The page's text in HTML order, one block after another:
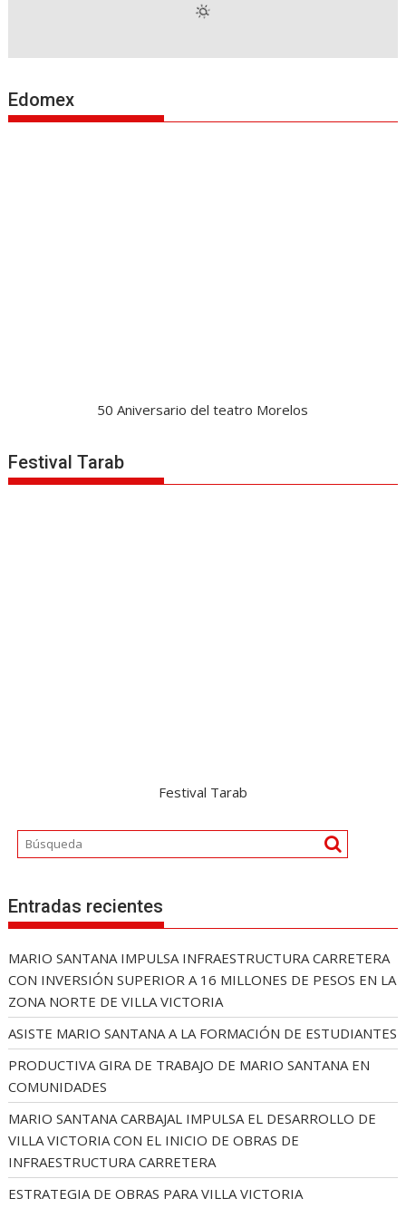
Edomex
50 Aniversario del teatro Morelos
Festival Tarab
Festival Tarab
Entradas recientes
MARIO SANTANA IMPULSA INFRAESTRUCTURA CARRETERA
CON INVERSIÓN SUPERIOR A 16 MILLONES DE PESOS EN LA
ZONA NORTE DE VILLA VICTORIA
ASISTE MARIO SANTANA A LA FORMACIÓN DE ESTUDIANTES
PRODUCTIVA GIRA DE TRABAJO DE MARIO SANTANA EN
COMUNIDADES
MARIO SANTANA CARBAJAL IMPULSA EL DESARROLLO DE
VILLA VICTORIA CON EL INICIO DE OBRAS DE
INFRAESTRUCTURA CARRETERA
ESTRATEGIA DE OBRAS PARA VILLA VICTORIA